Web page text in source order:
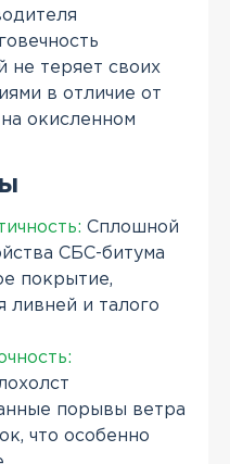
не теряет своих
в отличие от
окисленном
Сплошной
СБС-битума
покрытие,
ливней и талого
порывы ветра
что особенно